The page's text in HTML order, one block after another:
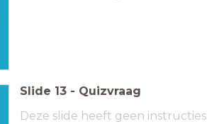
Slide 13 - Quizvraag
Deze slide heeft geen instructies